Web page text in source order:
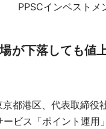
PPSCインベストメ
が下落しても値
都港区、代表取締役
ビス「ポイント運